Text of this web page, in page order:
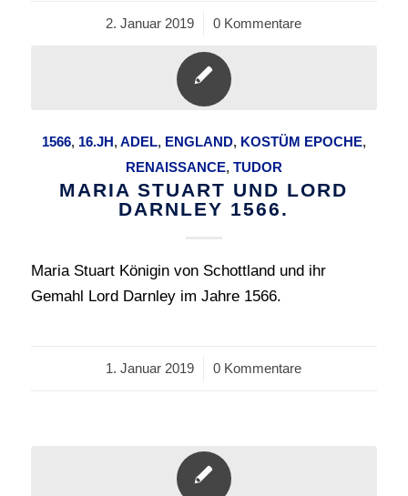
2. Januar 2019
/ 0 Kommentare
1566, 16.JH,ADEL, ENGLAND, KOSTÜM EPOCHE,
RENAISSANCE, TUDOR
MARIA STUART UND LORD
DARNLEY 1566.
Maria Stuart Königin von Schottland und ihr
Gemahl Lord Darnley im Jahre 1566.
1. Januar 2019
/ 0 Kommentare